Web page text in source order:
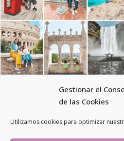
Gestionar el
de las Cookies
Utilizamos cookies para optimizar
© 2026 - Todos los derechos